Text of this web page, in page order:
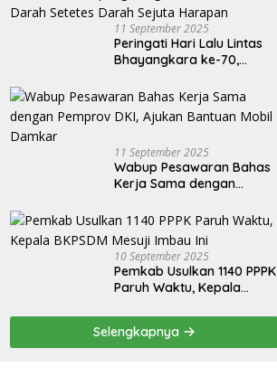
11 September 2025
Peringati Hari Lalu Lintas
Bhayangkara ke-70,
Gelar Donor Darah Setetes
Darah Sejuta Harapan
11 September 2025
Wabup Pesawaran Bahas
Kerja Sama dengan
Bantuan Mobil Damkar
10 September 2025
Pemkab Usulkan 1140 PPPK
Paruh Waktu, Kepala
Selengkapnya